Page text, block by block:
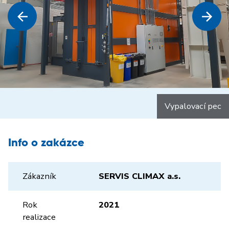
Vypalovací pec
Info o zakázce
Zákazník SERVIS CLIMAX a.s.
Rok
realizace
2021